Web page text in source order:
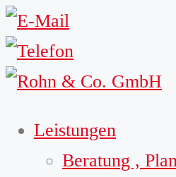
Leistungen
Beratung ,